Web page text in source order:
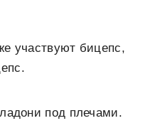
участвуют бицепс,
под плечами.